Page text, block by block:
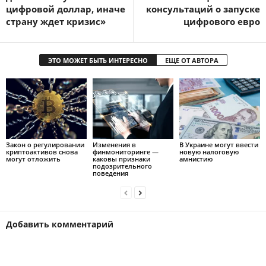
цифровой доллар, иначе
страну ждет кризис»
консультаций о запуске
цифрового евро
ЭТО МОЖЕТ БЫТЬ ИНТЕРЕСНО ЕЩЕ ОТ АВТОРА
Закон о регулировании
криптоактивов снова
могут отложить
Изменения в
финмониторинге —
каковы признаки
подозрительного
поведения
В Украине могут ввести
новую налоговую
амнистию
Добавить комментарий